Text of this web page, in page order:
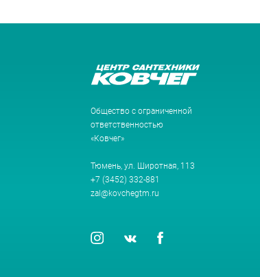
Общество с ограниченной
ответственностью
«Ковчег»
Тюмень, ул. Широтная, 113
+7 (3452) 332-881
zal@kovchegtm.ru